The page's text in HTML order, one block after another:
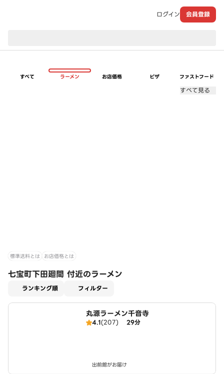
ログイン 会員登録
すべて ラーメン お店価格 ピザ ファストフード
すべて見る
標準送料とは お店価格とは
七宝町下田廻間 付近のラーメン
ランキング順 フィルター
丸源ラーメン千音寺
4.1(207) 29分
出前館がお届け